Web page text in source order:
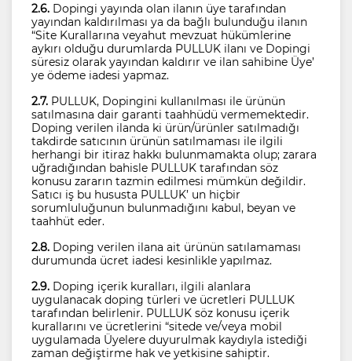
2.6. Dopingi yayında olan ilanın üye tarafından
yayından kaldırılması ya da bağlı bulunduğu ilanın
“Site Kurallarına veyahut mevzuat hükümlerine
aykırı olduğu durumlarda PULLUK ilanı ve Dopingi
süresiz olarak yayından kaldırır ve ilan sahibine Üye’
ye ödeme iadesi yapmaz.
2.7. PULLUK, Dopingini kullanılması ile ürünün
satılmasına dair garanti taahhüdü vermemektedir.
Doping verilen ilanda ki ürün/ürünler satılmadığı
takdirde satıcının ürünün satılmaması ile ilgili
herhangi bir itiraz hakkı bulunmamakta olup; zarara
uğradığından bahisle PULLUK tarafından söz
konusu zararın tazmin edilmesi mümkün değildir.
Satıcı iş bu hususta PULLUK’ un hiçbir
sorumluluğunun bulunmadığını kabul, beyan ve
taahhüt eder.
2.8. Doping verilen ilana ait ürünün satılamaması
durumunda ücret iadesi kesinlikle yapılmaz.
2.9. Doping içerik kuralları, ilgili alanlara
uygulanacak doping türleri ve ücretleri PULLUK
tarafından belirlenir. PULLUK söz konusu içerik
kurallarını ve ücretlerini “sitede ve/veya mobil
uygulamada Üyelere duyurulmak kaydıyla istediği
zaman değiştirme hak ve yetkisine sahiptir.